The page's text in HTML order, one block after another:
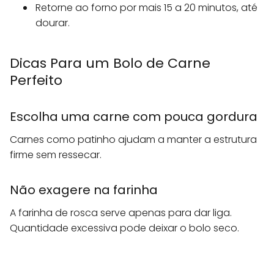
Retorne ao forno por mais 15 a 20 minutos, até
dourar.
Dicas Para um Bolo de Carne
Perfeito
Escolha uma carne com pouca gordura
Carnes como patinho ajudam a manter a estrutura
firme sem ressecar.
Não exagere na farinha
A farinha de rosca serve apenas para dar liga.
Quantidade excessiva pode deixar o bolo seco.